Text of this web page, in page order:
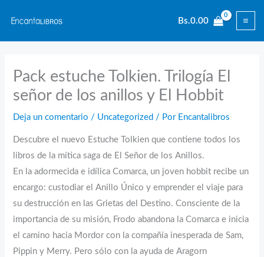
contenido
Bs.0.00
Pack estuche Tolkien. Trilogía El
señor de los anillos y El Hobbit
Deja un comentario / Uncategorized / Por Encantalibros
Descubre el nuevo Estuche Tolkien que contiene todos los
libros de la mítica saga de El Señor de los Anillos.
En la adormecida e idílica Comarca, un joven hobbit recibe un
encargo: custodiar el Anillo Único y emprender el viaje para
su destrucción en las Grietas del Destino. Consciente de la
importancia de su misión, Frodo abandona la Comarca e inicia
el camino hacia Mordor con la compañía inesperada de Sam,
Pippin y Merry. Pero sólo con la ayuda de Aragorn